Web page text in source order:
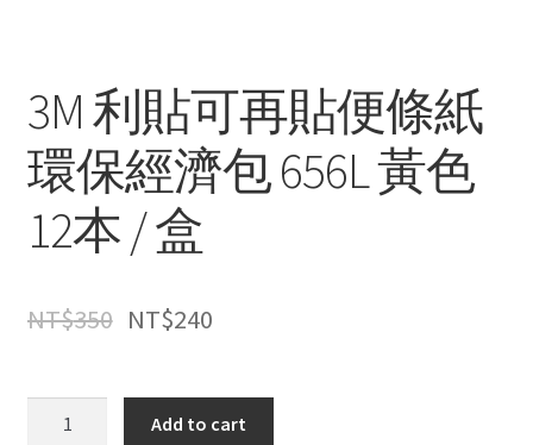
3M 利貼可再貼便條紙
環保經濟包 656L 黃色
12本 / 盒
NT$350 NT$240
Add to cart